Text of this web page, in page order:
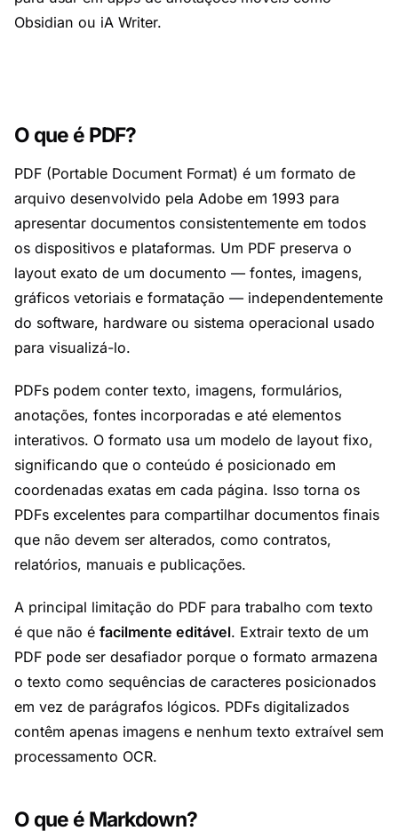
Obsidian ou iA Writer.
O que é PDF?
PDF (Portable Document Format) é um formato de
arquivo desenvolvido pela Adobe em 1993 para
apresentar documentos consistentemente em todos
os dispositivos e plataformas. Um PDF preserva o
layout exato de um documento — fontes, imagens,
gráficos vetoriais e formatação — independentemente
do software, hardware ou sistema operacional usado
para visualizá-lo.
PDFs podem conter texto, imagens, formulários,
anotações, fontes incorporadas e até elementos
interativos. O formato usa um modelo de layout fixo,
significando que o conteúdo é posicionado em
coordenadas exatas em cada página. Isso torna os
PDFs excelentes para compartilhar documentos finais
que não devem ser alterados, como contratos,
relatórios, manuais e publicações.
A principal limitação do PDF para trabalho com texto
é que não é facilmente editável. Extrair texto de um
PDF pode ser desafiador porque o formato armazena
o texto como sequências de caracteres posicionados
em vez de parágrafos lógicos. PDFs digitalizados
contêm apenas imagens e nenhum texto extraível sem
processamento OCR.
O que é Markdown?